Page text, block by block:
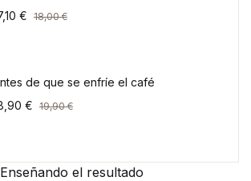
Enseñando el resultado
€ 18,00€
de que se enfríe el café
€ 19,90€